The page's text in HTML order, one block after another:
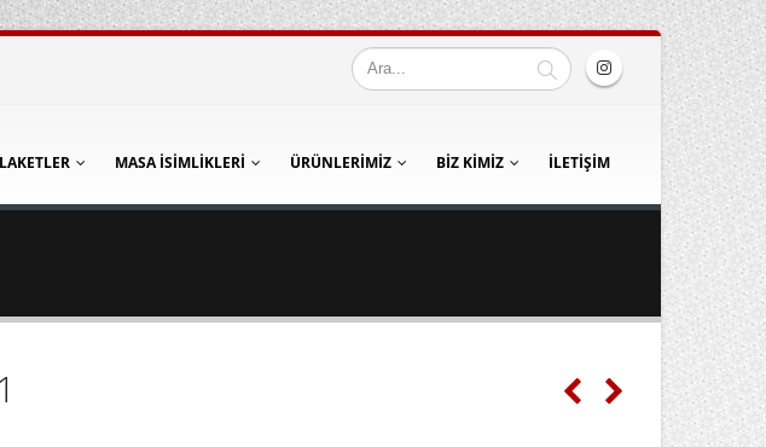
MASA İSIMLIKLERI ÜRÜNLERIMIZ BIZ KIMIZ İLETIŞIM